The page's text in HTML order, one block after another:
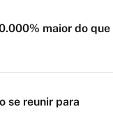
maior do que
se reunir para